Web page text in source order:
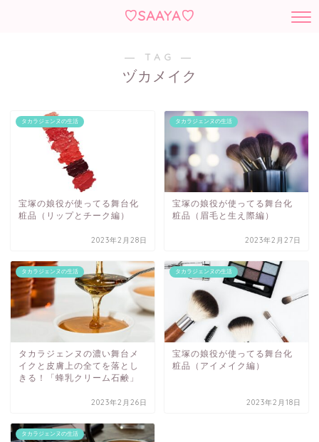
♡SAAYA♡
― TAG ―
ヅカメイク
タカラジェンヌの生活
宝塚の娘役が使ってる舞台化
粧品（リップとチーク編）
2023年2月28日
タカラジェンヌの生活
宝塚の娘役が使ってる舞台化
粧品（眉毛と生え際編）
2023年2月27日
タカラジェンヌの生活
タカラジェンヌの濃い舞台メ
イクと皮膚上の全てを落とし
きる！「蜂乳クリーム石鹸」
2023年2月26日
タカラジェンヌの生活
宝塚の娘役が使ってる舞台化
粧品（アイメイク編）
2023年2月18日
タカラジェンヌの生活